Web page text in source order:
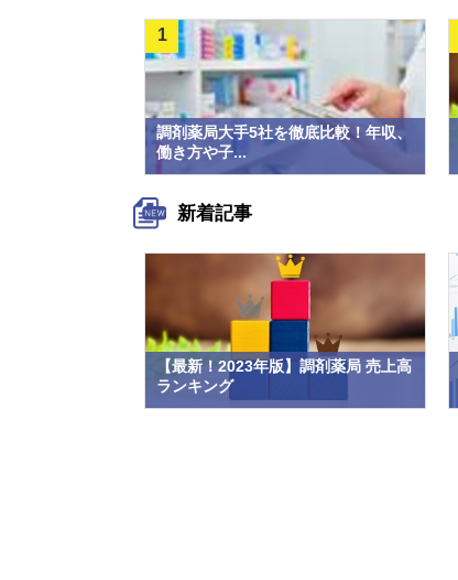
調剤薬局大手5社を徹底比較！年収、
働き方や子...
1
新着記事
【最新！2023年版】調剤薬局 売上高
ランキング